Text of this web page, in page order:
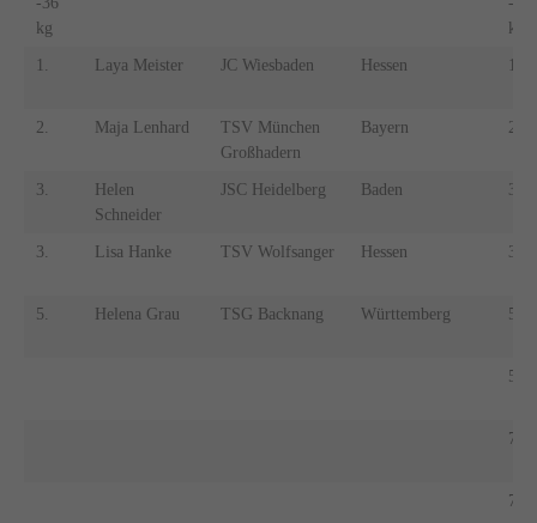
kg
kg
1. Laya Meister JC Wiesbaden Hessen 1.
2. Maja Lenhard
TSV München
Großhadern
Bayern 2.
3.
Helen
Schneider
JSC Heidelberg Baden 3.
3. Lisa Hanke TSV Wolfsanger Hessen 3.
5. Helena Grau TSG Backnang Württemberg 5.
5.
7.
7.